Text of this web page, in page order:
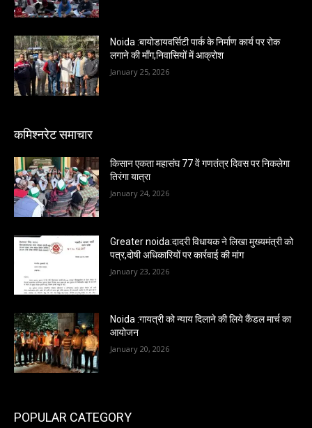
Noida :बायोडायवर्सिटी पार्क के निर्माण कार्य पर रोक
लगाने की माँग,निवासियों में आक्रोश
January 25, 2026
कमिश्नरेट समाचार
किसान एकता महासंघ 77 वें गणतंत्र दिवस पर निकलेगा
तिरंगा यात्रा
January 24, 2026
Greater noida:दादरी विधायक ने लिखा मुख्यमंत्री को
पत्र,दोषी अधिकारियों पर कार्रवाई की मांग
January 23, 2026
Noida :गायत्री को न्याय दिलाने की लिये कैंडल मार्च का
आयोजन
January 20, 2026
POPULAR CATEGORY